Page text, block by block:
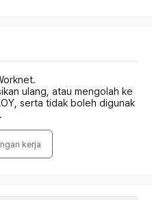
ulang, atau mengolah ke
serta tidak boleh digunak
kerja